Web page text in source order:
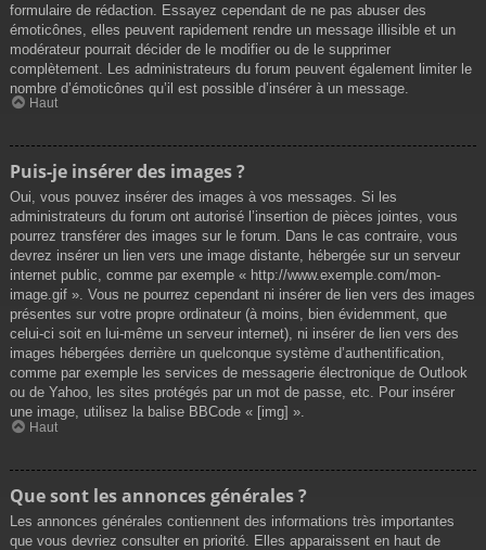
formulaire de rédaction. Essayez cependant de ne pas abuser des
émoticônes, elles peuvent rapidement rendre un message illisible et un
modérateur pourrait décider de le modifier ou de le supprimer
complètement. Les administrateurs du forum peuvent également limiter le
nombre d’émoticônes qu’il est possible d’insérer à un message.
Haut
Puis-je insérer des images ?
Oui, vous pouvez insérer des images à vos messages. Si les
administrateurs du forum ont autorisé l’insertion de pièces jointes, vous
pourrez transférer des images sur le forum. Dans le cas contraire, vous
devrez insérer un lien vers une image distante, hébergée sur un serveur
internet public, comme par exemple « http://www.exemple.com/mon-
image.gif ». Vous ne pourrez cependant ni insérer de lien vers des images
présentes sur votre propre ordinateur (à moins, bien évidemment, que
celui-ci soit en lui-même un serveur internet), ni insérer de lien vers des
images hébergées derrière un quelconque système d’authentification,
comme par exemple les services de messagerie électronique de Outlook
ou de Yahoo, les sites protégés par un mot de passe, etc. Pour insérer
une image, utilisez la balise BBCode « [img] ».
Haut
Que sont les annonces générales ?
Les annonces générales contiennent des informations très importantes
que vous devriez consulter en priorité. Elles apparaissent en haut de